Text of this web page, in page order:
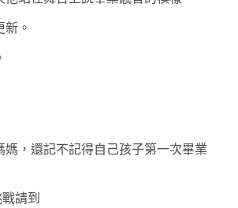
。
媽，還記不記得自己孩子第一次畢業
請到